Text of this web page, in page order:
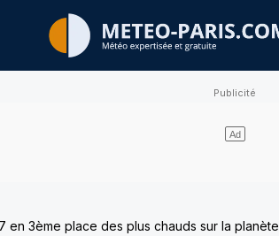
expertisés
en 3ème place des plus chauds sur la planète